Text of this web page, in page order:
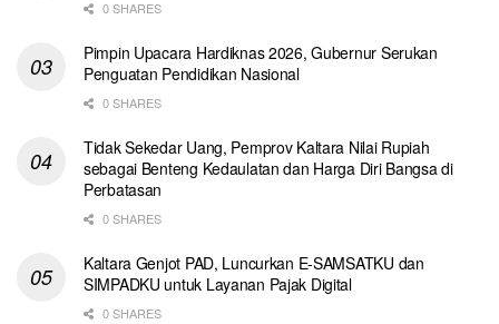
0 SHARES
Pimpin Upacara Hardiknas 2026, Gubernur Serukan
Penguatan Pendidikan Nasional
0 SHARES
Tidak Sekedar Uang, Pemprov Kaltara Nilai Rupiah
sebagai Benteng Kedaulatan dan Harga Diri Bangsa di
Perbatasan
0 SHARES
Kaltara Genjot PAD, Luncurkan E-SAMSATKU dan
SIMPADKU untuk Layanan Pajak Digital
0 SHARES